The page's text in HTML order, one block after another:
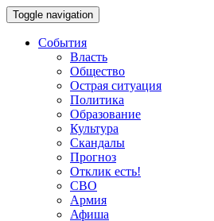
Toggle navigation
События
Власть
Общество
Острая ситуация
Политика
Образование
Культура
Скандалы
Прогноз
Отклик есть!
СВО
Армия
Афиша